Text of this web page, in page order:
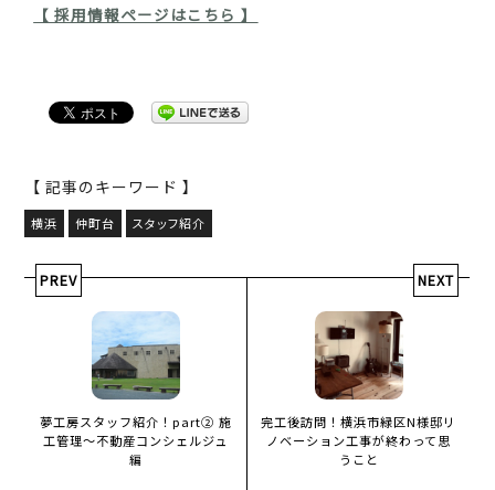
【 採用情報ページはこちら 】
【 記事のキーワード 】
横浜 仲町台 スタッフ紹介
PREV
夢工房スタッフ紹介！part② 施
工管理～不動産コンシェルジュ
編
NEXT
完工後訪問！横浜市緑区N様邸リ
ノベーション工事が終わって思
うこと